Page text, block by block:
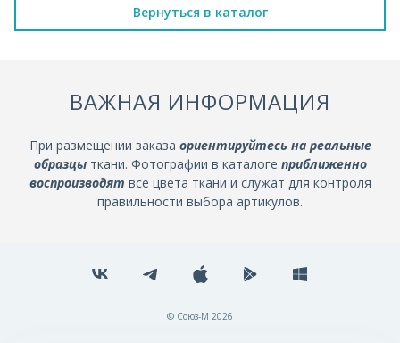
Вернуться в каталог
ВАЖНАЯ ИНФОРМАЦИЯ
При размещении заказа ориентируйтесь на реальные
образцыткани. Фотографии в каталоге приближенно
воспроизводят все цвета ткани и служат для контроля
правильности выбора артикулов.
© Союз-М 2026